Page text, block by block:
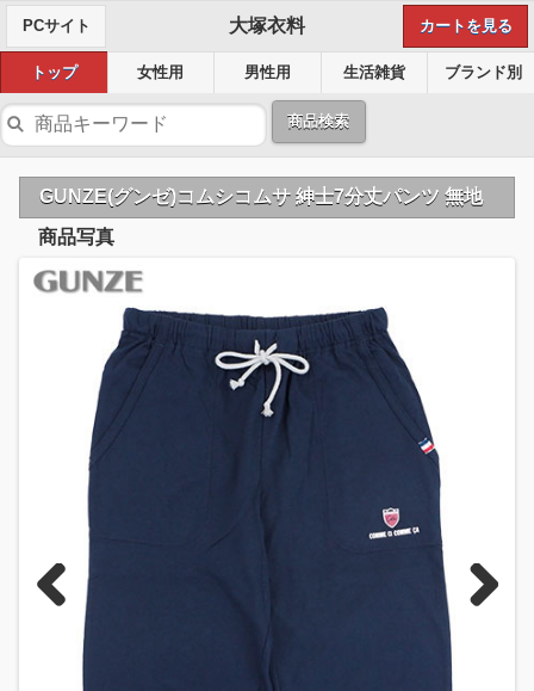
PCサイト 大塚衣料 カートを見る
トップ 女性用 男性用 生活雑貨 ブランド別
商品検索
GUNZE(グンゼ)コムシコムサ 紳士7分丈パンツ 無地
商品写真
Previous